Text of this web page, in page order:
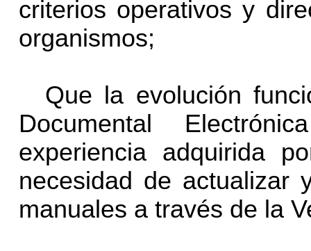
criterios operativos y
organismos;
Que la evolución
Documental
experiencia adquirida
necesidad de actualizar
manuales a través de la